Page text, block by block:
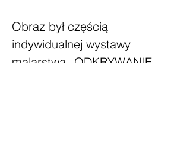
Obraz był częścią
indywidualnej wystawy
malarstwa „ODKRYWANIE